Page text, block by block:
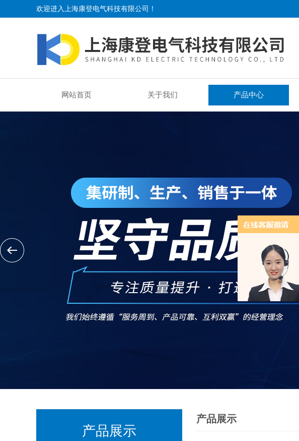
欢迎进入上海康登电气科技有限公司！
网站首页 关于我们 产品中心
产品展示
产品展示